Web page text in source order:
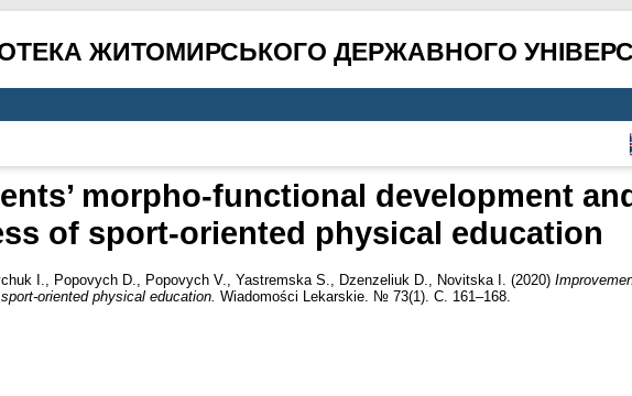
ЖИТОМИРСЬКОГО ДЕРЖАВНОГО
morpho-functional development
of sport-oriented physical education
I., Popovych D., Popovych V., Yastremska S., Dzenzeliuk D., Novitska I. (2020)
oriented physical education. Wiadomości Lekarskie. № 73(1). С. 161–168.